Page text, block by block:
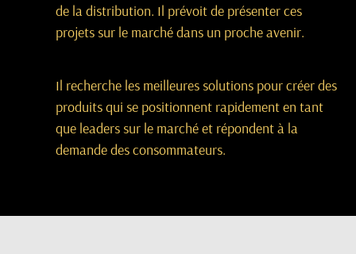
de la distribution. Il prévoit de présenter ces
projets sur le marché dans un proche avenir.
Il recherche les meilleures solutions pour créer des
produits qui se positionnent rapidement en tant
que leaders sur le marché et répondent à la
demande des consommateurs.